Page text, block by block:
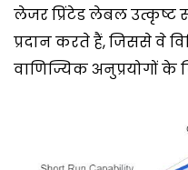
लेजर प्रिंटेड लेबल उत्कृष्ट
प्रदान करते हैं, जिससे वे
वाणिज्यिक अनुप्रयोगों के